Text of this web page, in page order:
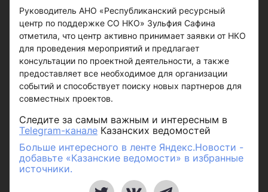
Руководитель АНО «Республиканский ресурсный
центр по поддержке СО НКО» Зульфия Сафина
отметила, что центр активно принимает заявки от НКО
для проведения мероприятий и предлагает
консультации по проектной деятельности, а также
предоставляет все необходимое для организации
событий и способствует поиску новых партнеров для
совместных проектов.
Следите за самым важным и интересным в
Telegram-канале Казанских ведомостей
Больше интересного в ленте Яндекс.Новости -
добавьте «Казанские ведомости» в избранные
источники.